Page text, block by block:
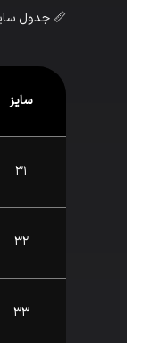
📏 جدول
سایز
31
32
33